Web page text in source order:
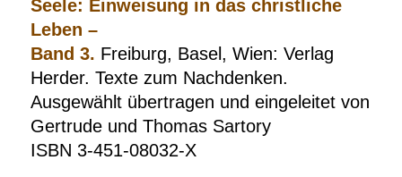
Seele: Einweisung in das christliche
Leben –
Band 3. Freiburg, Basel, Wien: Verlag
Herder. Texte zum Nachdenken.
Ausgewählt übertragen und eingeleitet von
Gertrude und Thomas Sartory
ISBN 3-451-08032-X